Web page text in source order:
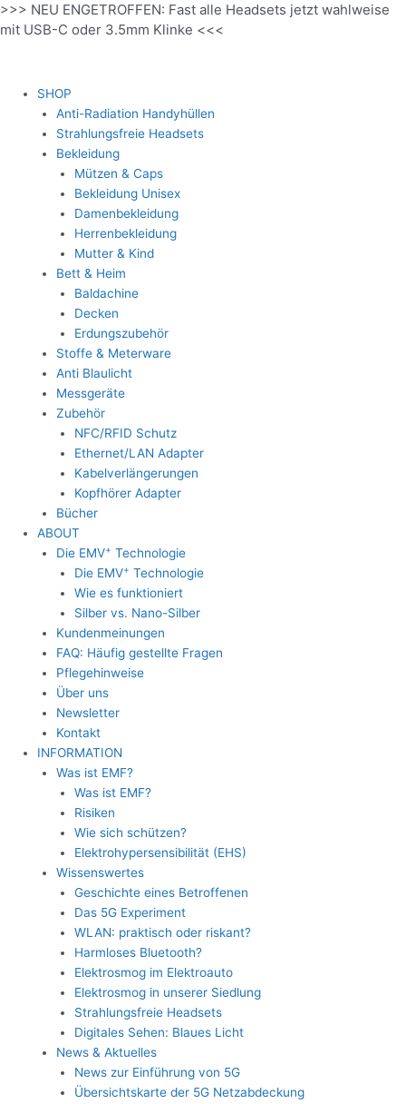
Zum
Inhalt
>>> NEU ENGETROFFEN: Fast alle Headsets jetzt wahlweise
mit USB-C oder 3.5mm Klinke <<<
SHOP
Anti-Radiation Handyhüllen
Strahlungsfreie Headsets
Bekleidung
Mützen & Caps
Bekleidung Unisex
Damenbekleidung
Herrenbekleidung
Mutter & Kind
Bett & Heim
Baldachine
Decken
Erdungszubehör
Stoffe & Meterware
Anti Blaulicht
Messgeräte
Zubehör
NFC/RFID Schutz
Ethernet/LAN Adapter
Kabelverlängerungen
Kopfhörer Adapter
Bücher
ABOUT
Die EMV+ Technologie
Die EMV+ Technologie
Wie es funktioniert
Silber vs. Nano-Silber
Kundenmeinungen
FAQ: Häufig gestellte Fragen
Pflegehinweise
Über uns
Newsletter
Kontakt
INFORMATION
Was ist EMF?
Was ist EMF?
Risiken
Wie sich schützen?
Elektrohypersensibilität (EHS)
Wissenswertes
Geschichte eines Betroffenen
Das 5G Experiment
WLAN: praktisch oder riskant?
Harmloses Bluetooth?
Elektrosmog im Elektroauto
Elektrosmog in unserer Siedlung
Strahlungsfreie Headsets
Digitales Sehen: Blaues Licht
News & Aktuelles
News zur Einführung von 5G
Übersichtskarte der 5G Netzabdeckung